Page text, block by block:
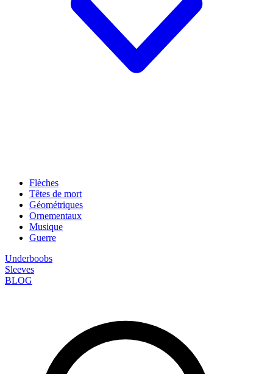
Flèches
Têtes de mort
Géométriques
Ornementaux
Musique
Guerre
Underboobs
Sleeves
BLOG